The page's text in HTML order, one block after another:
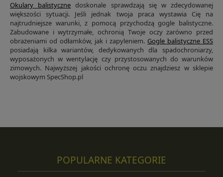
Okulary balistyczne doskonale sprawdzają się w zdecydowanej
większości sytuacji. Jeśli jednak twoja praca wystawia Cię na
najtrudniejsze warunki, z pomocą przychodzą gogle balistyczne.
Zabudowane i wytrzymałe, ochronią Twoje oczy zarówno przed
obrażeniami od odłamków, jak i zapyleniem. Gogle balistyczne ESS
posiadają kilka wariantów, dedykowanych dla spadochroniarzy,
wyposażonych w wentylację czy przystosowanych do warunków
zimowych. Najwyższej jakości ochronę oczu znajdziesz w sklepie
wojskowym SpecShop.pl
POPULARNE KATEGORIE